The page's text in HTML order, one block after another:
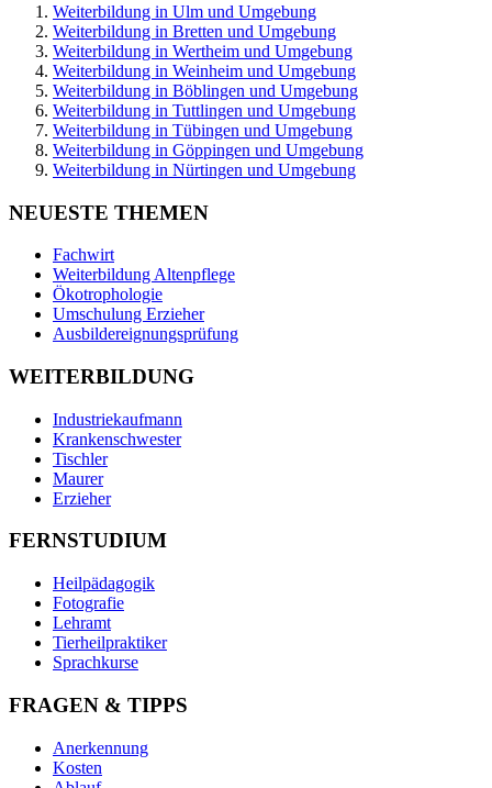
Weiterbildung in Ulm und Umgebung
Weiterbildung in Bretten und Umgebung
Weiterbildung in Wertheim und Umgebung
Weiterbildung in Weinheim und Umgebung
Weiterbildung in Böblingen und Umgebung
Weiterbildung in Tuttlingen und Umgebung
Weiterbildung in Tübingen und Umgebung
Weiterbildung in Göppingen und Umgebung
Weiterbildung in Nürtingen und Umgebung
NEUESTE THEMEN
Fachwirt
Weiterbildung Altenpflege
Ökotrophologie
Umschulung Erzieher
Ausbildereignungsprüfung
WEITERBILDUNG
Industriekaufmann
Krankenschwester
Tischler
Maurer
Erzieher
FERNSTUDIUM
Heilpädagogik
Fotografie
Lehramt
Tierheilpraktiker
Sprachkurse
FRAGEN & TIPPS
Anerkennung
Kosten